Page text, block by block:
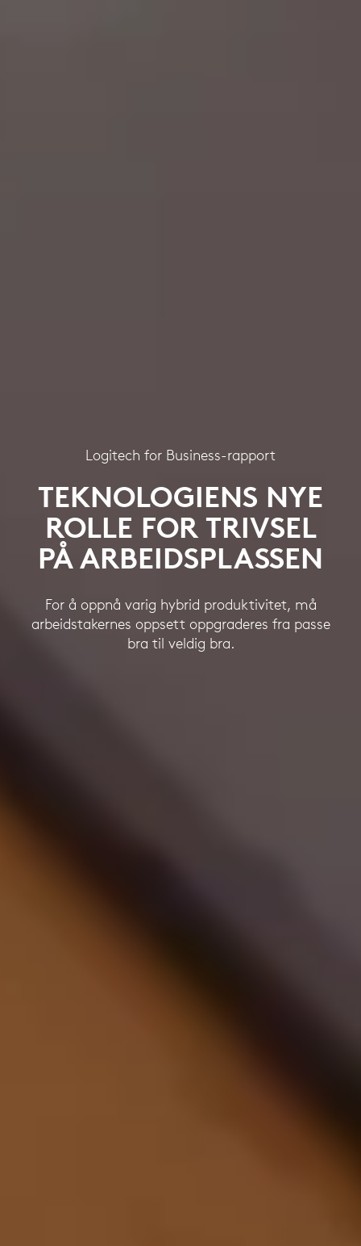
Logitech for Business-rapport
TEKNOLOGIENS NYE
ROLLE FOR TRIVSEL
PÅ ARBEIDSPLASSEN
For å oppnå varig hybrid produktivitet, må
arbeidstakernes oppsett oppgraderes fra passe
bra til veldig bra.